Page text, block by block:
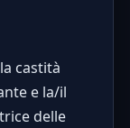
castità
e la/il
delle